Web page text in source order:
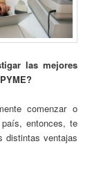
las mejores
comenzar o
entonces, te
distintas ventajas